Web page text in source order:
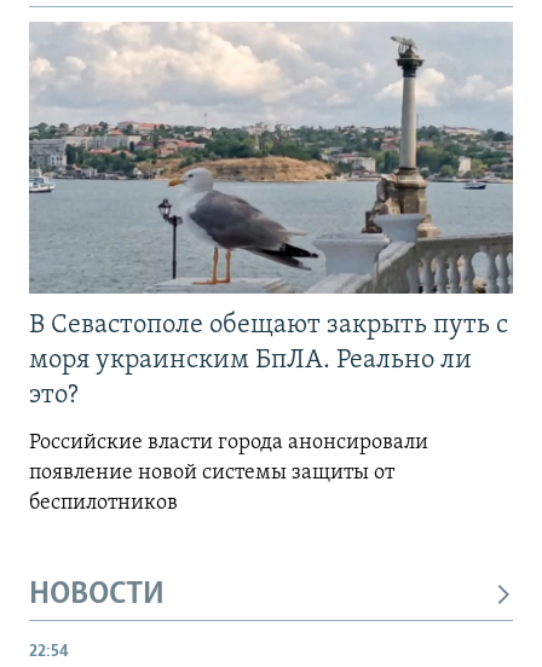
В Севастополе обещают закрыть путь с
моря украинским БпЛА. Реально ли
это?
Российские власти города анонсировали
появление новой системы защиты от
беспилотников
НОВОСТИ
22:54